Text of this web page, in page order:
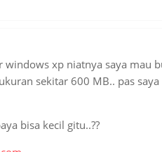
windows xp niatnya saya mau
sekitar 600 MB.. pas
bisa kecil gitu..??